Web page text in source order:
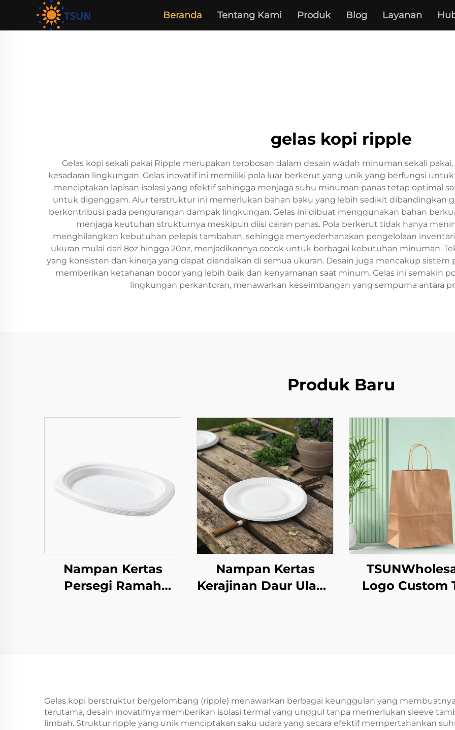
Beranda Tentang Kami Produk Blog Layanan
gelas kopi ripple
Gelas kopi sekali pakai Ripple merupakan terobosan dalam desain wadah minuman sekali
kesadaran lingkungan. Gelas inovatif ini memiliki pola luar berkerut yang unik yang berfungsi
menciptakan lapisan isolasi yang efektif sehingga menjaga suhu minuman panas tetap optimal
untuk digenggam. Alur terstruktur ini memerlukan bahan baku yang lebih sedikit dibandingkan
berkontribusi pada pengurangan dampak lingkungan. Gelas ini dibuat menggunakan bahan
menjaga keutuhan strukturnya meskipun diisi cairan panas. Pola berkerut tidak hanya
menghilangkan kebutuhan pelapis tambahan, sehingga menyederhanakan pengelolaan
ukuran mulai dari 8oz hingga 20oz, menjadikannya cocok untuk berbagai kebutuhan minuman.
yang konsisten dan kinerja yang dapat diandalkan di semua ukuran. Desain juga mencakup
memberikan ketahanan bocor yang lebih baik dan kenyamanan saat minum. Gelas ini semakin
lingkungan perkantoran, menawarkan keseimbangan yang sempurna antara
Produk Baru
Nampan Kertas
Persegi Ramah
Nampan Kertas
Kerajinan Daur Ulang
Kerajinan
Logo Custom
Gelas kopi berstruktur bergelombang (ripple) menawarkan berbagai keunggulan yang membuatnya
terutama, desain inovatifnya memberikan isolasi termal yang unggul tanpa memerlukan sleeve
limbah. Struktur ripple yang unik menciptakan saku udara yang secara efektif mempertahankan